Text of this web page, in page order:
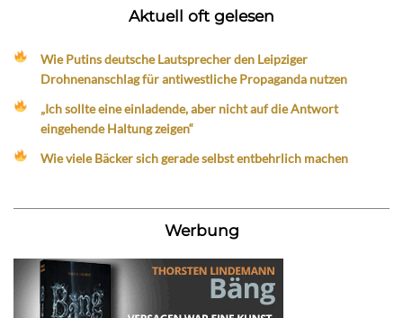
Aktuell oft gelesen
Wie Putins deutsche Lautsprecher den Leipziger
Drohnenanschlag für antiwestliche Propaganda nutzen
„Ich sollte eine einladende, aber nicht auf die Antwort
eingehende Haltung zeigen“
Wie viele Bäcker sich gerade selbst entbehrlich machen
Werbung